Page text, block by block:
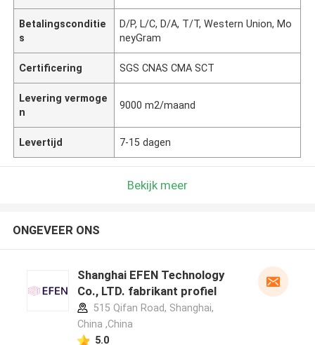
Betalingsconditie
s
D/P, L/C, D/A, T/T, Western Union, Mo
neyGram
Certificering SGS CNAS CMA SCT
Levering vermoge
n
9000 m2/maand
Levertijd 7-15 dagen
Bekijk meer
ONGEVEER ONS
Shanghai EFEN Technology
Co., LTD. fabrikant profiel
515 Qifan Road, Shanghai,
China ,China
5.0